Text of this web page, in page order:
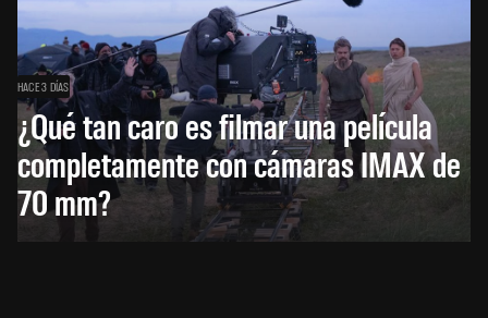
HACE 3 DÍAS
¿Qué tan caro es filmar una película
completamente con cámaras IMAX de
70 mm?